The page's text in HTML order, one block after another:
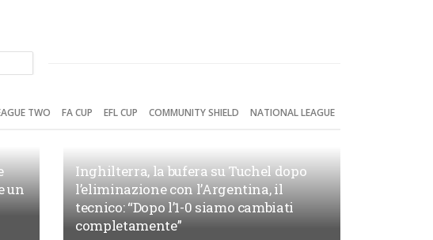
TWO FA CUP EFL CUP COMMUNITY SHIELD NATIONAL LEAGUE
un
Inghilterra, la bufera su Tuchel dopo
l’eliminazione con l’Argentina, il
tecnico: “Dopo l’1-0 siamo cambiati
completamente”